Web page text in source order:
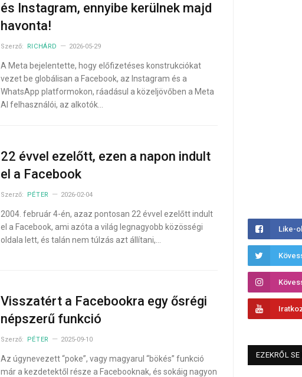
és Instagram, ennyibe kerülnek majd
havonta!
Szerző: RICHÁRD 2026-05-29
A Meta bejelentette, hogy előfizetéses konstrukciókat
vezet be globálisan a Facebook, az Instagram és a
WhatsApp platformokon, ráadásul a közeljövőben a Meta
AI felhasználói, az alkotók…
22 évvel ezelőtt, ezen a napon indult
el a Facebook
Szerző: PÉTER 2026-02-04
2004. február 4-én, azaz pontosan 22 évvel ezelőtt indult
el a Facebook, ami azóta a világ legnagyobb közösségi
oldala lett, és talán nem túlzás azt állítani,…
Visszatért a Facebookra egy ősrégi
népszerű funkció
Szerző: PÉTER 2025-09-10
Az úgynevezett “poke”, vagy magyarul “bökés” funkció
már a kezdetektől része a Facebooknak, és sokáig nagyon
Like-
EZEKRŐL